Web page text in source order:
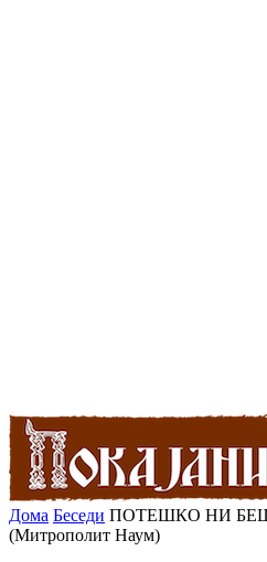
Дома Беседи ПОТЕШКО НИ
(Митрополит Наум)